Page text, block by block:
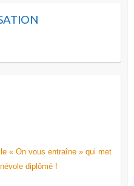
« On vous entraîne » qui met
diplômé !